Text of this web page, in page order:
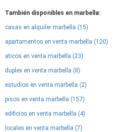
También disponibles en marbella:
casas en alquiler marbella (15)
apartamentos en venta marbella (120)
aticos en venta marbella (23)
duplex en venta marbella (8)
estudios en venta marbella (2)
pisos en venta marbella (157)
edificios en venta marbella (4)
locales en venta marbella (7)